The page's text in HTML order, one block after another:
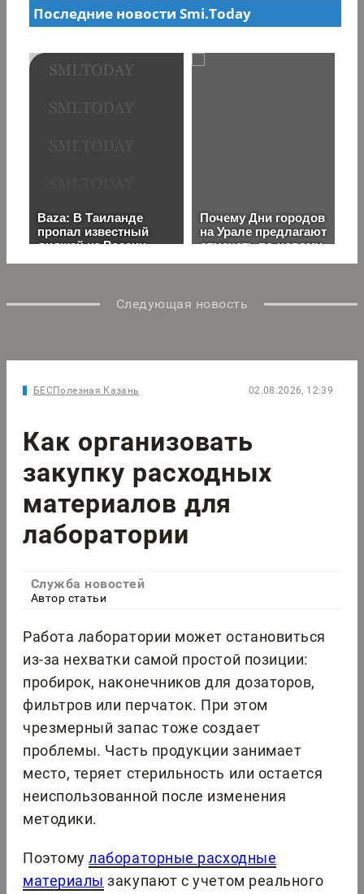
Следующая новость
БЕСПолезная Казань 02.08.2026, 12:39
Как организовать
закупку расходных
материалов для
лаборатории
Служба новостей
Автор статьи
Работа лаборатории может остановиться
из-за нехватки самой простой позиции:
пробирок, наконечников для дозаторов,
фильтров или перчаток. При этом
чрезмерный запас тоже создает
проблемы. Часть продукции занимает
место, теряет стерильность или остается
неиспользованной после изменения
методики.
Поэтомулабораторные расходные
материалы закупают с учетом реального